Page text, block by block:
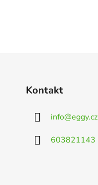
Kontakt
info@eggy.cz
603821143